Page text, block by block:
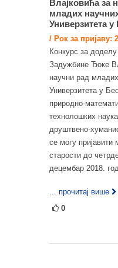
Влајковића за
младих
Универзитета у
/ Рок за пријаву:
Конкурс за
Задужбине Ђоке
научни рад
Универзитета у
природно-
технолошких
друштвено-
се могу
старости до
децембар 2018.
... прочитај више
0